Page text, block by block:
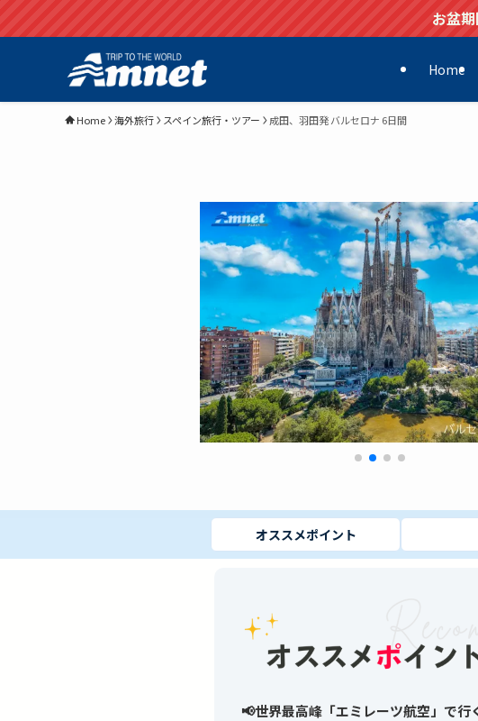
お盆
Home
Home 海外旅行 スペイン旅行・ツアー 成田、羽田発 バルセロナ 6日間
オススメポイント
📢世界最高峰「エミレーツ航空」で行